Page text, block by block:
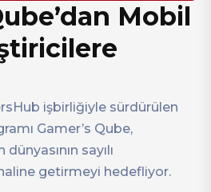
Mobil
işbirliğiyle sürdürülen
Gamer’s Qube,
sayılı
getirmeyi hedefliyor.